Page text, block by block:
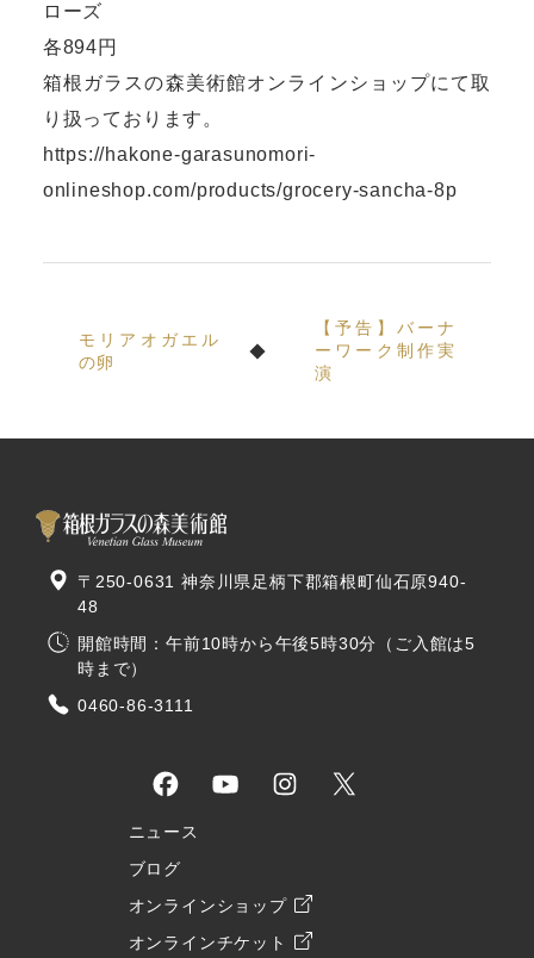
ローズ
各894円
箱根ガラスの森美術館オンラインショップにて取
り扱っております。
https://hakone-garasunomori-
onlineshop.com/products/grocery-sancha-8p
モリアオガエル
の卵
【予告】バーナ
ーワーク制作実
演
ニュース
ブログ
オンラインショップ
オンラインチケット
〒250-0631 神奈川県足柄下郡箱根町仙石原940-
48
開館時間：午前10時から午後5時30分（ご入館は5
時まで）
0460-86-3111